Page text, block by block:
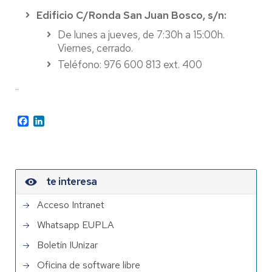
Edificio C/Ronda San Juan Bosco, s/n:
De lunes a jueves, de 7:30h a 15:00h.
Viernes, cerrado.
Teléfono: 976 600 813 ext. 400
..
Facebook
te interesa
Acceso Intranet
Whatsapp EUPLA
Boletín IUnizar
Oficina de software libre